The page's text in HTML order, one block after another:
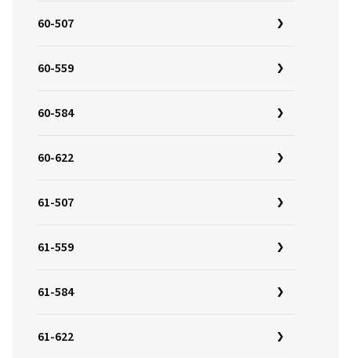
60-507
60-559
60-584
60-622
61-507
61-559
61-584
61-622